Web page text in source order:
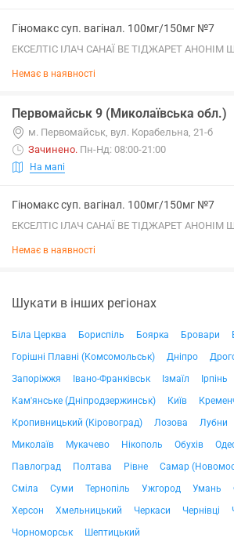
Гіномакс суп. вагінал. 100мг/150мг №7
ЕКСЕЛТІС ІЛАЧ САНАЇ ВЕ ТІДЖАРЕТ АНОНІМ
Немає в наявності
Первомайськ 9 (Миколаївська обл.)
м. Первомайськ, вул. Корабельна, 21-б
Зачинено. Пн-Нд: 08:00-21:00
На мапі
Гіномакс суп. вагінал. 100мг/150мг №7
ЕКСЕЛТІС ІЛАЧ САНАЇ ВЕ ТІДЖАРЕТ АНОНІМ
Немає в наявності
Шукати в інших регіонах
Біла Церква Бориспіль Боярка Бровари
Горішні Плавні (Комсомольськ)
Дніпро
Запоріжжя
Івано-Франківськ Ізмаїл
Ірпінь
Кам'янське (Дніпродзержинськ)
Київ
Кропивницький (Кіровоград)
Лозова Лубни
Миколаїв
Мукачево Нікополь Обухів
Павлоград
Полтава Рівне Самар
Сміла
Суми Тернопіль Ужгород Умань
Херсон
Хмельницький Черкаси Чернівці
Чорноморськ
Шептицький